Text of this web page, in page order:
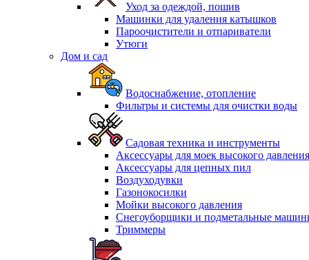
Уход за одеждой, пошив
Машинки для удаления катышков
Пароочистители и отпариватели
Утюги
Дом и сад
Водоснабжение, отопление
Фильтры и системы для очистки воды
Садовая техника и инструменты
Аксессуары для моек высокого давления
Аксессуары для цепных пил
Воздуходувки
Газонокосилки
Мойки высокого давления
Снегоуборщики и подметальные
Триммеры